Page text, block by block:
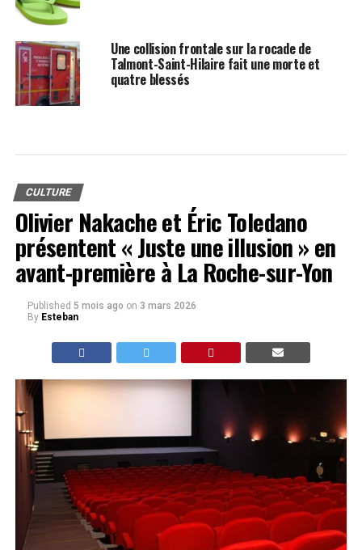
Une collision frontale sur la rocade de
Talmont-Saint-Hilaire fait une morte et
quatre blessés
CULTURE
Olivier Nakache et Éric Toledano
présentent « Juste une illusion » en
avant-première à La Roche-sur-Yon
Published 5 mois ago on 3 mars 2026
By Esteban